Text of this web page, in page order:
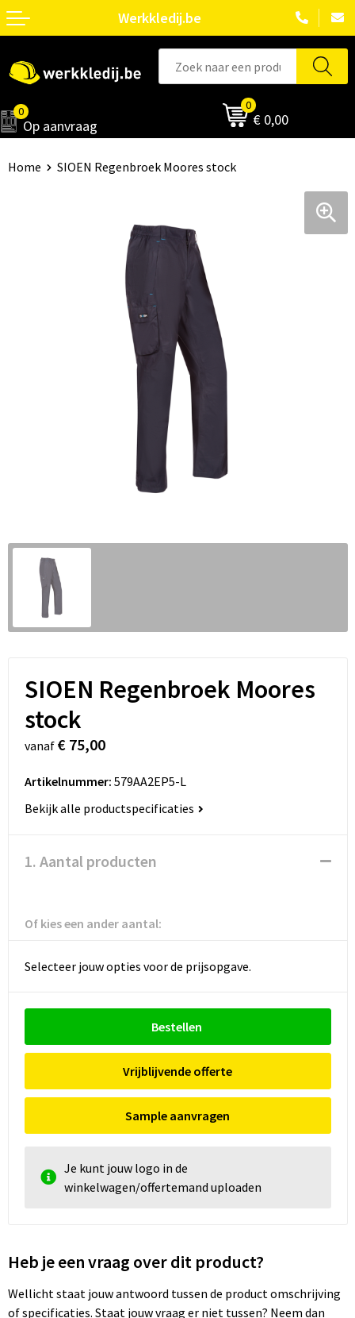
Werkkledij.be
0
Op aanvraag
0
€ 0,00
Home SIOEN Regenbroek Moores stock
SIOEN Regenbroek Moores
stock
vanaf € 75,00
Artikelnummer: 579AA2EP5-L
Bekijk alle productspecificaties
1. Aantal producten
Of kies een ander aantal:
Selecteer jouw opties voor de prijsopgave.
Bestellen
Vrijblijvende offerte
Sample aanvragen
Je kunt jouw logo in de
winkelwagen/offertemand uploaden
Heb je een vraag over dit product?
Wellicht staat jouw antwoord tussen de product omschrijving
of specificaties. Staat jouw vraag er niet tussen? Neem dan